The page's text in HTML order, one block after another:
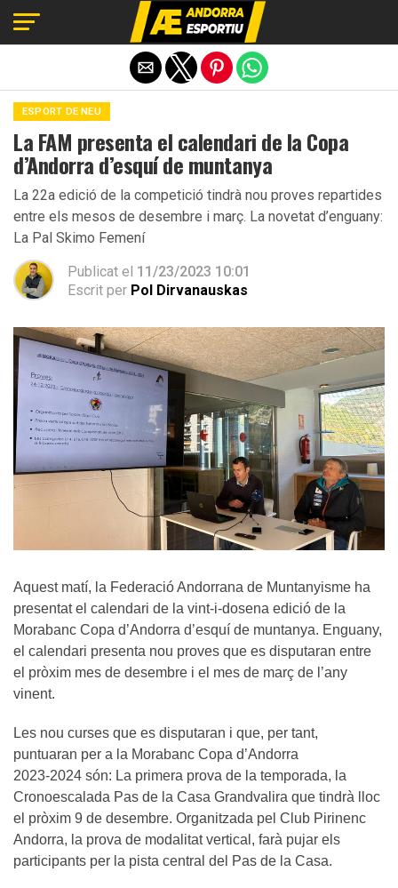
ESPORT DE NEU
La FAM presenta el calendari de la Copa
d’Andorra d’esquí de muntanya
La 22a edició de la competició tindrà nou proves repartides
entre els mesos de desembre i març. La novetat d’enguany:
La Pal Skimo Femení
Publicat el 11/23/2023 10:01
Escrit per Pol Dirvanauskas
Aquest matí, la Federació Andorrana de Muntanyisme ha
presentat el calendari de la vint-i-dosena edició de la
Morabanc Copa d’Andorra d’esquí de muntanya. Enguany,
el calendari presenta nou proves que es disputaran entre
el pròxim mes de desembre i el mes de març de l’any
vinent.
Les nou curses que es disputaran i que, per tant,
puntuaran per a la Morabanc Copa d’Andorra
2023-2024 són: La primera prova de la temporada, la
Cronoescalada Pas de la Casa Grandvalira que tindrà lloc
el pròxim 9 de desembre. Organitzada pel Club Pirinenc
Andorra, la prova de modalitat vertical, farà pujar els
participants per la pista central del Pas de la Casa.
Exit mobile version